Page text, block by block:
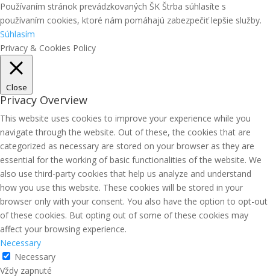
Používaním stránok prevádzkovaných ŠK Štrba súhlasíte s
používaním cookies, ktoré nám pomáhajú zabezpečiť lepšie služby.
Súhlasím
Privacy & Cookies Policy
Close
Privacy Overview
This website uses cookies to improve your experience while you
navigate through the website. Out of these, the cookies that are
categorized as necessary are stored on your browser as they are
essential for the working of basic functionalities of the website. We
also use third-party cookies that help us analyze and understand
how you use this website. These cookies will be stored in your
browser only with your consent. You also have the option to opt-out
of these cookies. But opting out of some of these cookies may
affect your browsing experience.
Necessary
Necessary
Vždy zapnuté